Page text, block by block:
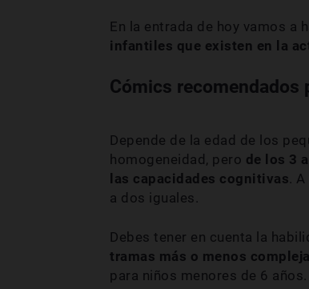
En la entrada de hoy vamos a
infantiles que existen en la
Cómics recomendados
Depende de la edad de los
homogeneidad, pero de los 3
las capacidades cognitivas .
a dos iguales.
Debes tener en cuenta la
tramas más o menos
para niños menores de 6 años.